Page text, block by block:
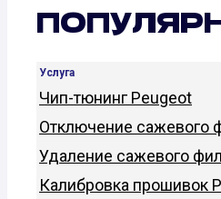
Услуга
Чип-тюнинг Peugeot
Отключение сажевого
Удаление сажевого
Калибровка прошивок